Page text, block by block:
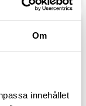
Om
innehållet